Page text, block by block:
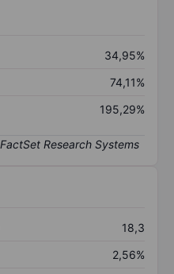
34,95%
74,11%
195,29%
18,3
2,56%